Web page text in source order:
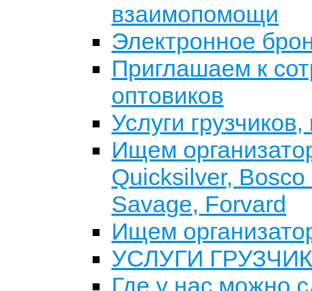
взаимопомощи
Электронное
Приглашаем к
оптовиков
Услуги
Ищем
Quicksilver,
Savage, Forvard
Ищем
УСЛУГИ
Где у нас можно